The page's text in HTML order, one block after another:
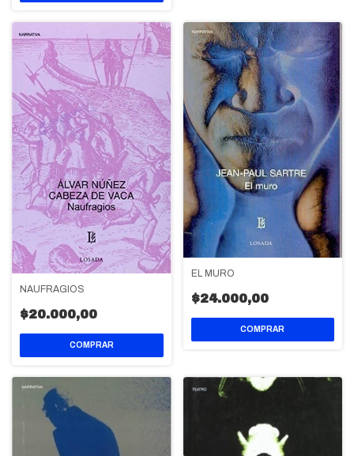
NAUFRAGIOS
$20.000,00
EL MURO
$24.000,00